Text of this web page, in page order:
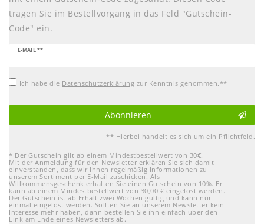
tragen Sie im Bestellvorgang in das Feld "Gutschein-
Code" ein.
E-MAIL **
Newsletter
Honig
Ich habe die Daten­schutz­erklärung zur Kenntnis genommen.**
Abonnieren
** Hierbei handelt es sich um ein Pflichtfeld.
* Der Gutschein gilt ab einem Mindestbestellwert von 30€.
Mit der Anmeldung für den Newsletter erklären Sie sich damit
einverstanden, dass wir Ihnen regelmäßig Informationen zu
unserem Sortiment per E-Mail zuschicken. Als
Willkommensgeschenk erhalten Sie einen Gutschein von 10%. Er
kann ab einem Mindestbestellwert von 30,00 € eingelöst werden.
Der Gutschein ist ab Erhalt zwei Wochen gültig und kann nur
einmal eingelöst werden. Sollten Sie an unserem Newsletter kein
Interesse mehr haben, dann bestellen Sie ihn einfach über den
Link am Ende eines Newsletters ab.